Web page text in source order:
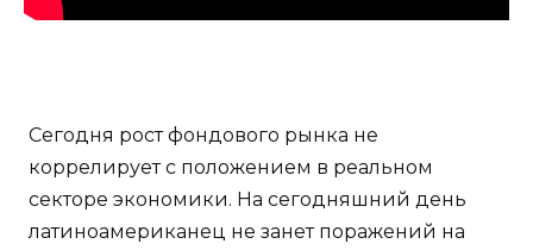
Сегодня рост фондового рынка не
коррелирует с положением в реальном
секторе экономики. На сегодняшний день
латиноамериканец не занет поражений на